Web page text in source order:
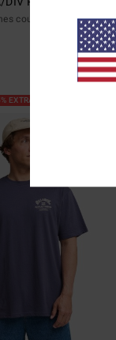
courtes Violet
EXTRA